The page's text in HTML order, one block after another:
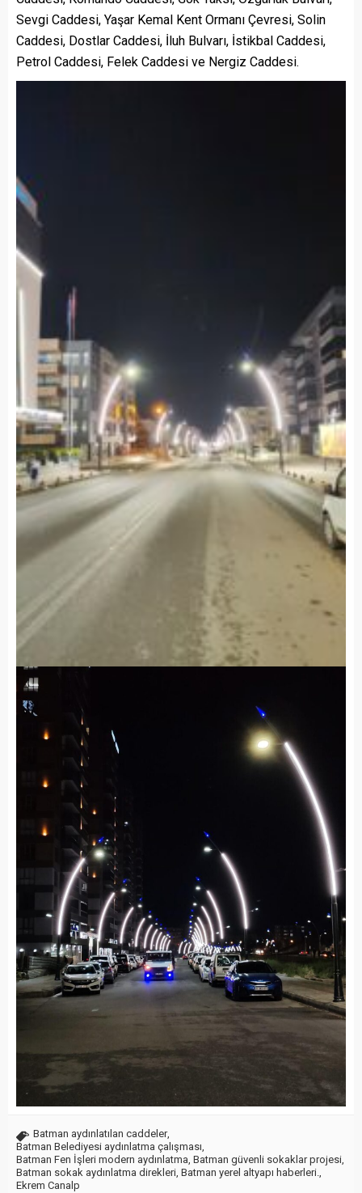
Sevgi Caddesi, Yaşar Kemal Kent Ormanı Çevresi, Solin
Caddesi, Dostlar Caddesi, İluh Bulvarı, İstikbal Caddesi,
Petrol Caddesi, Felek Caddesi ve Nergiz Caddesi.
Batman aydınlatılan caddeler,
Batman Belediyesi aydınlatma çalışması,
Batman Fen İşleri modern aydınlatma, Batman güvenli sokaklar projesi,
Batman sokak aydınlatma direkleri, Batman yerel altyapı haberleri.,
Ekrem Canalp